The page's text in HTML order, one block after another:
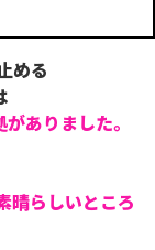
める
ありました。
晴らしいところ